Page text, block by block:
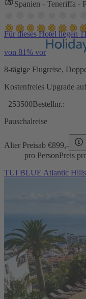
Spanien - Teneriffa -
Für dieses Hotel liegen
von 81% vor
8-tägige Flugreise,
Kostenfreies Upgrade
253500Bestellnr.:
Pauschalreise
Alter Preisab €899,-
pro PersonPreis
TUI BLUE Atlantic